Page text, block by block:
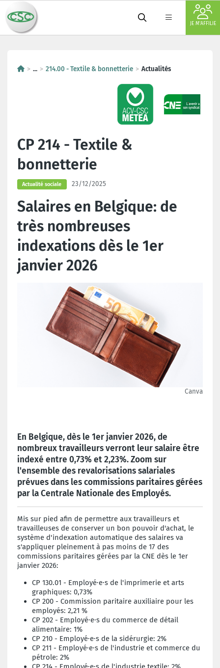
JE M'AFFILIE
... 214.00 - Textile & bonnetterie Actualités
CP 214 - Textile &
bonnetterie
Actualité sociale 23/12/2025
Salaires en Belgique: de
très nombreuses
indexations dès le 1er
janvier 2026
Canva
En Belgique, dès le 1er janvier 2026, de
nombreux travailleurs verront leur salaire être
indexé entre 0,73% et 2,23%. Zoom sur
l'ensemble des revalorisations salariales
prévues dans les commissions paritaires gérées
par la Centrale Nationale des Employés.
Mis sur pied afin de permettre aux travailleurs et
travailleuses de conserver un bon pouvoir d'achat, le
système d'indexation automatique des salaires va
s'appliquer pleinement à pas moins de 17 des
commissions paritaires gérées par la CNE dès le 1er
janvier 2026:
CP 130.01 - Employé·e·s de l'imprimerie et arts
graphiques: 0,73%
CP 200 - Commission paritaire auxiliaire pour les
employés: 2,21 %
CP 202 - Employé·e·s du commerce de détail
alimentaire: 1%
CP 210 - Employé·e·s de la sidérurgie: 2%
CP 211 - Employé·e·s de l'industrie et commerce du
pétrole: 2%